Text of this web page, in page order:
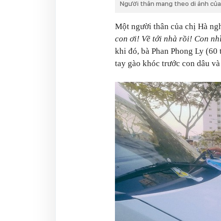
Người thân mang theo di ảnh
Một người thân của chị Hà
con ơi! Về tới nhà rồi! Con
khi đó, bà Phan Phong Ly
tay gào khóc trước con dâu